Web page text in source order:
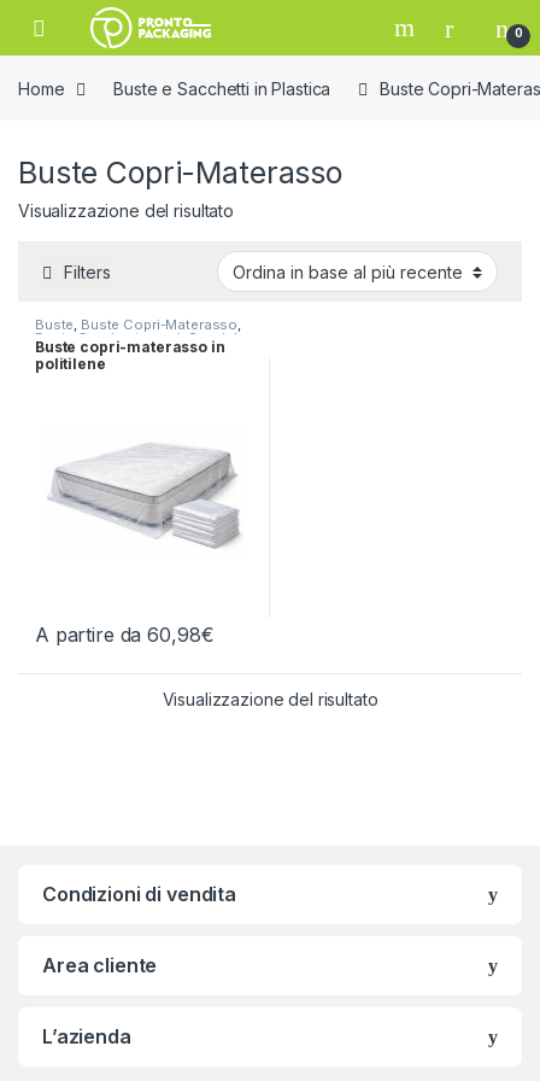
Skip to navigation
Skip to content
Open 0
Home Buste e Sacchetti in Plastica Buste Copri-
Buste Copri-Materasso
Visualizzazione del risultato
Filters
Buste, Buste Copri-Materasso,
Buste Coprimaterassi Speciale
"Lavanderia"
Buste copri-materasso in
politilene
A partire da60,98€
Questo prodotto ha più varianti. Le opzioni possono essere
Visualizzazione del risultato
Condizioni di vendita
Area cliente
L’azienda